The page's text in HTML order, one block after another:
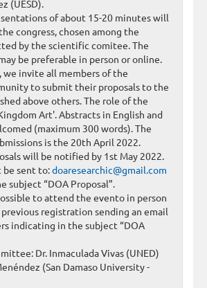
(UESD).
of about 15-20 minutes will
congress, chosen among the
by the scientific comitee. The
be preferable in person or online.
we invite all members of the
to submit their proposals to the
above others. The role of the
Art'. Abstracts in English and
(maximum 300 words). The
is the 20th April 2022.
will be notified by 1st May 2022.
be sent to:doaresearchic@gmail.com
subject “DOA Proposal”.
to attend the evento in person
registration sending an email
indicating in the subject “DOA
Dr. Inmaculada Vivas (UNED)
(San Damaso University -